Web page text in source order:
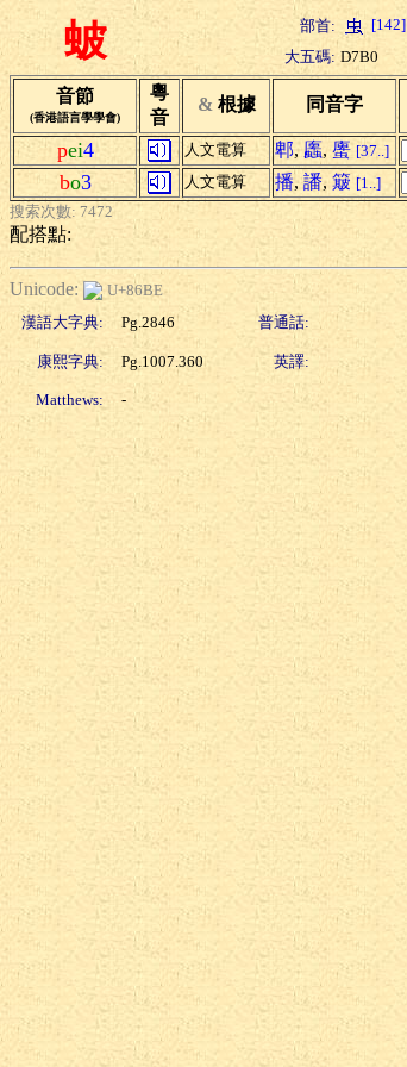
蚾 部首: [142]
大五碼: D7B0
音節
(香港語言學學會)
粵
音
& 根據 同音字
pei4 人文電算 郫, 蠯, 螷 [37..]
bo3 人文電算 播, 譒, 簸 [1..]
搜索次數: 7472
配搭點:
Unicode:
U+86BE
漢語大字典:
Pg.2846 普通話:
康熙字典: Pg.1007.360 英譯:
Matthews: -